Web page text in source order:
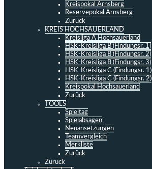
Kreispokal Arnsberg
Reservepokal Arnsberg
Zurück
KREIS HOCHSAUERLAND
Kreisliga A Hochsauerland
HSK-Kreisliga B (Findungsr. 1)
HSK-Kreisliga B (Findungsr. 2)
HSK-Kreisliga B (Findungsr. 3)
HSK-Kreisliga C (Findungsr. 1)
HSK-Kreisliga C (Findungsr. 2)
Kreispokal Hochsauerland
Zurück
TOOLS
Spieltag
Spielabsagen
Neuansetzungen
Teamvergleich
Merkliste
Zurück
Zurück